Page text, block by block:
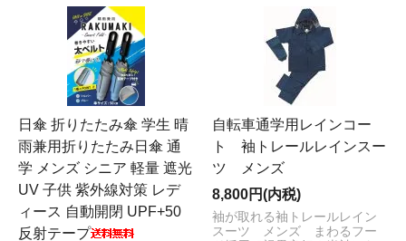
日傘 折りたたみ傘 学生 晴
雨兼用折りたたみ日傘 通
学 メンズ シニア 軽量 遮光
UV 子供 紫外線対策 レデ
ィース 自動開閉 UPF+50
反射テープ
自転車通学用レインコー
ト 袖トレールレインスー
ツ メンズ
8,800円(内税)
袖が取れる袖トレールレイン
スーツ メンズ まわるフー